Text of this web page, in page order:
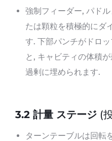
強制フィーダー, パド
たは顆粒を積極的にダ
す. 下部パンチがドロ
と, キャビティの体積
過剰に埋められます.
3.2 計量 ステージ (
ターンテーブルは回転